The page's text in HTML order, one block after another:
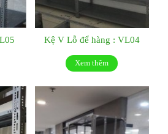
Kệ V Lỗ để hàng : VL04
Xem thêm